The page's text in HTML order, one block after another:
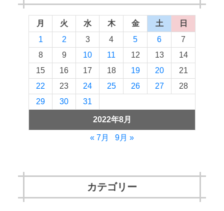
2022年8月
月 火 水 木 金 土
日
1
2 3 4 5 6
7
8
9 10 11 12 13
14
15
16 17 18 19 20
21
22
23 24 25 26 27
28
29
30 31
« 7月 9月 »
カテゴリー